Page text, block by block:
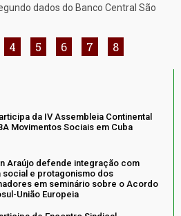
dados do Banco Central São
4 5 6 7 8
da IV Assembleia Continental
Movimentos Sociais em Cuba
Araújo defende integração com
social e protagonismo dos
em seminário sobre o Acordo
União Europeia